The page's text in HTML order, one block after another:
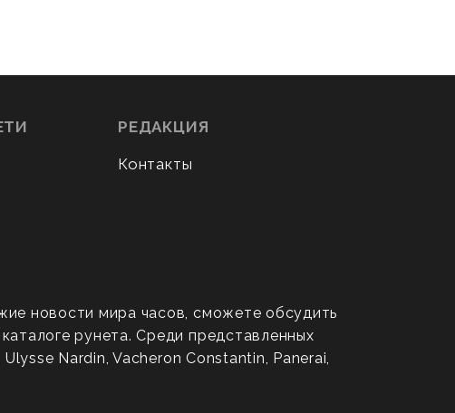
РЕДАКЦИЯ
Контакты
новости мира часов, сможете обсудить
рунета. Среди представленных
Nardin, Vacheron Constantin, Panerai,